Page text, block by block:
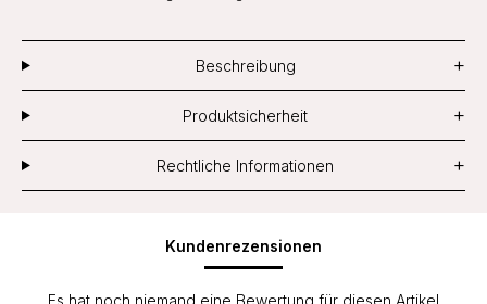
Beschreibung +
Produktsicherheit +
Rechtliche Informationen +
Kundenrezensionen
Es hat noch niemand eine Bewertung für diesen Artikel